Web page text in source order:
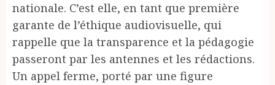
nationale. C’est elle, en tant que première
garante de l’éthique audiovisuelle, qui
rappelle que la transparence et la pédagogie
passeront par les antennes et les rédactions.
Un appel ferme, porté par une figure